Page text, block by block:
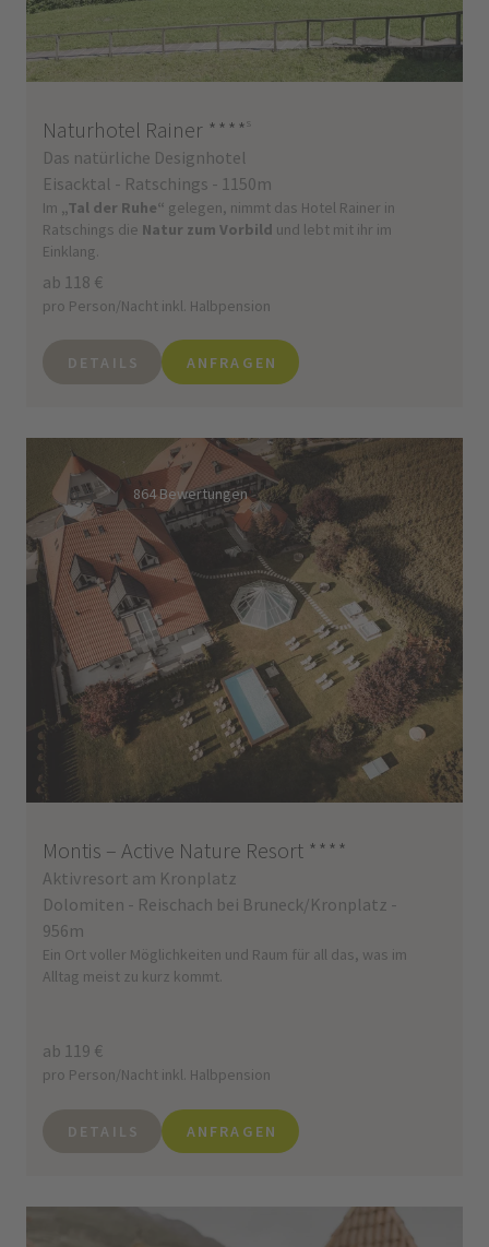
Naturhotel Rainer ****s
Das natürliche Designhotel
Eisacktal - Ratschings - 1150m
Im „Tal der Ruhe“ gelegen, nimmt das Hotel Rainer in
Ratschings die Natur zum Vorbild und lebt mit ihr im
Einklang.
ab 118 €
pro Person/Nacht inkl. Halbpension
DETAILS ANFRAGEN
9,3 864 Bewertungen
Montis – Active Nature Resort ****
Aktivresort am Kronplatz
Dolomiten - Reischach bei Bruneck/Kronplatz -
956m
Ein Ort voller Möglichkeiten und Raum für all das, was im
Alltag meist zu kurz kommt.
ab 119 €
pro Person/Nacht inkl. Halbpension
DETAILS ANFRAGEN